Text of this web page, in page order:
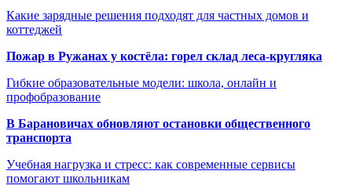
Какие зарядные решения подходят для частных домов и
коттеджей
Пожар в Ружанах у костёла: горел склад леса-кругляка
Гибкие образовательные модели: школа, онлайн и
профобразование
В Барановичах обновляют остановки общественного
транспорта
Учебная нагрузка и стресс: как современные сервисы
помогают школьникам